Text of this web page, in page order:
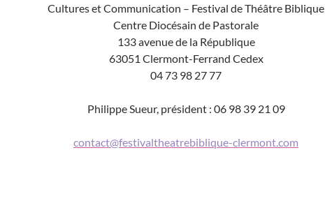
Cultures et Communication – Festival de Théâtre Biblique
Centre Diocésain de Pastorale
133 avenue de la République
63051 Clermont-Ferrand Cedex
04 73 98 27 77
Philippe Sueur, président : 06 98 39 21 09
contact@festivaltheatrebiblique-clermont.com